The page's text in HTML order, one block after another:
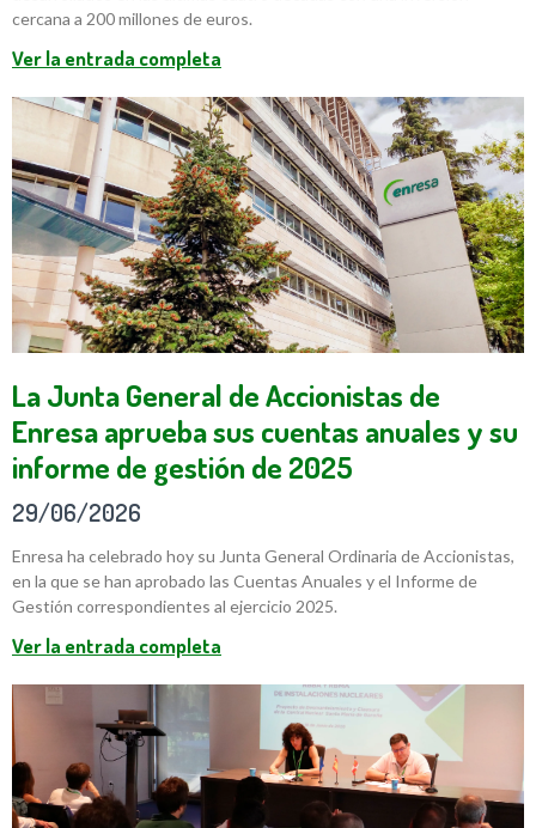
cercana a 200 millones de euros.
Ver la entrada completa
La Junta General de Accionistas de
Enresa aprueba sus cuentas anuales y su
informe de gestión de 2025
29/06/2026
Enresa ha celebrado hoy su Junta General Ordinaria de Accionistas,
en la que se han aprobado las Cuentas Anuales y el Informe de
Gestión correspondientes al ejercicio 2025.
Ver la entrada completa